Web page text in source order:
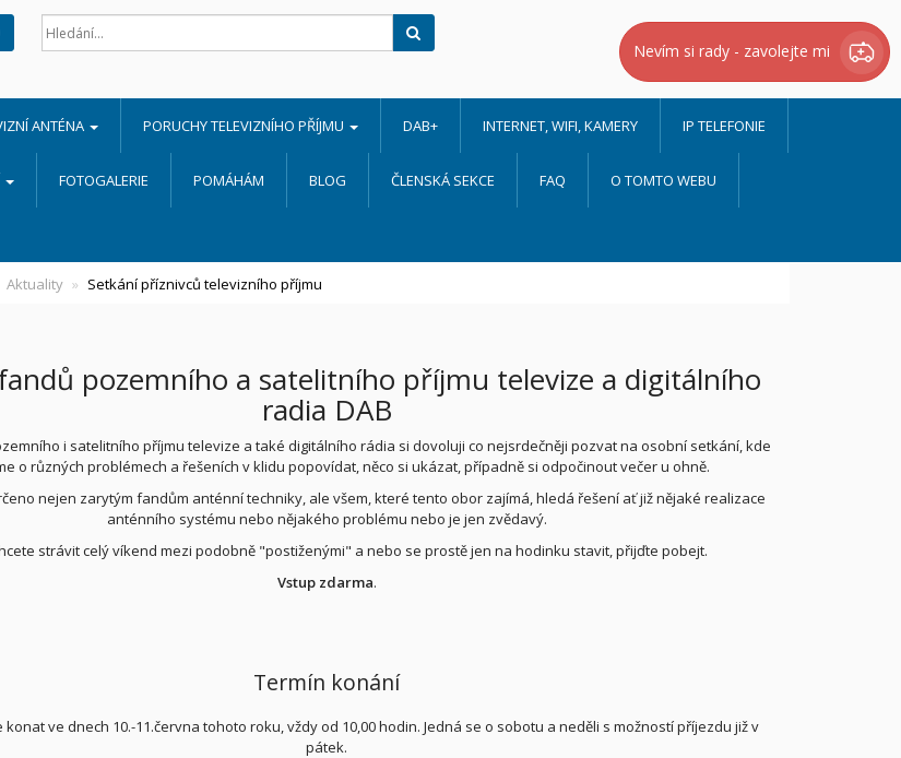
Nevím si rady - zavolejte mi
ANTÉNA PORUCHY TELEVIZNÍHO PŘÍJMU DAB+ INTERNET, WIFI, KAMERY IP TELEFONIE
FOTOGALERIE POMÁHÁM BLOG ČLENSKÁ SEKCE FAQ O TOMTO WEBU
Aktuality Setkání příznivců televizního příjmu
pozemního a satelitního příjmu televize a digitálního
radia DAB
i satelitního příjmu televize a také digitálního rádia si dovoluji co nejsrdečněji pozvat na osobní setkání, kde
o různých problémech a řešeních v klidu popovídat, něco si ukázat, případně si odpočinout večer u ohně.
nejen zarytým fandům anténní techniky, ale všem, které tento obor zajímá, hledá řešení ať již nějaké realizace
anténního systému nebo nějakého problému nebo je jen zvědavý.
strávit celý víkend mezi podobně "postiženými" a nebo se prostě jen na hodinku stavit, přijďte pobejt.
Vstup zdarma.
Termín konání
konat ve dnech 10.-11.června tohoto roku, vždy od 10,00 hodin. Jedná se o sobotu a neděli s možností příjezdu již v
pátek.